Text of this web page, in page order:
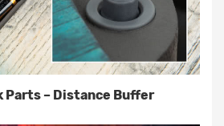
Parts – Distance Buffer